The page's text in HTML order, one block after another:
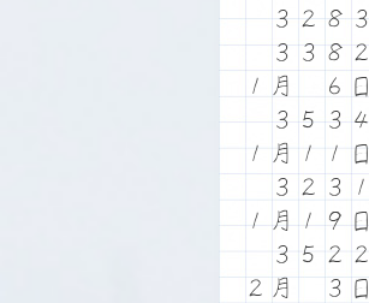
３２８
３３８
１月 ６日
３５３
１月１１日
３２３
１月１９日
３５２
２月 ３日